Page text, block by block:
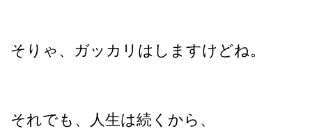
そりゃ、ガッカリはしますけどね。
それでも、人生は続くから、